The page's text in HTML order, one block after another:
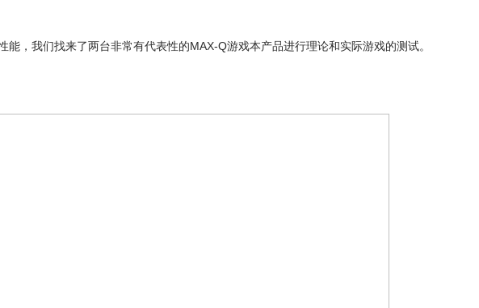
，我们找来了两台非常有代表性的MAX-Q游戏本产品进行理论和实际游戏的测试。